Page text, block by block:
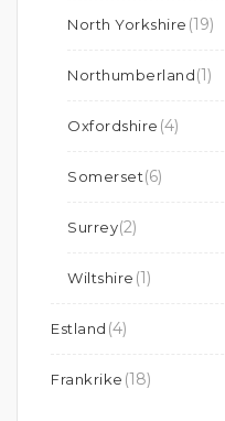
North Yorkshire (19)
Northumberland(1)
Oxfordshire (4)
Somerset(6)
Surrey(2)
Wiltshire (1)
Estland (4)
Frankrike (18)